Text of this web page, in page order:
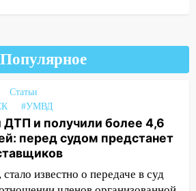
до квартиры и ограбил:
женщины оказался
ограничат движение
готовы
если им
Популярное
Статьи
#УМВД
ДТП и получили более 4,6
перед судом предстанет
известно о передаче в суд